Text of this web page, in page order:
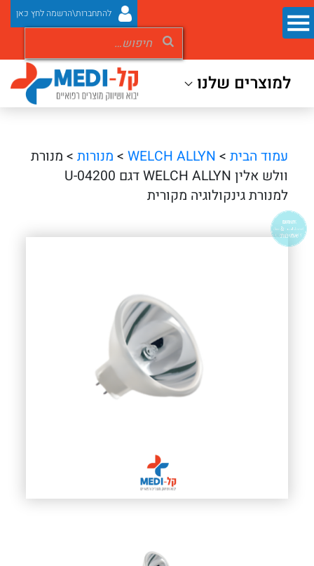
להתחברות\הרשמה לחץ כאן
למוצרים שלנו
עמוד הבית >
WELCH ALLYN
> מנורות > מנורת
וולש אלין WELCH ALLYN דגם 04200-U
למנורת גינקולוגיה מקורית